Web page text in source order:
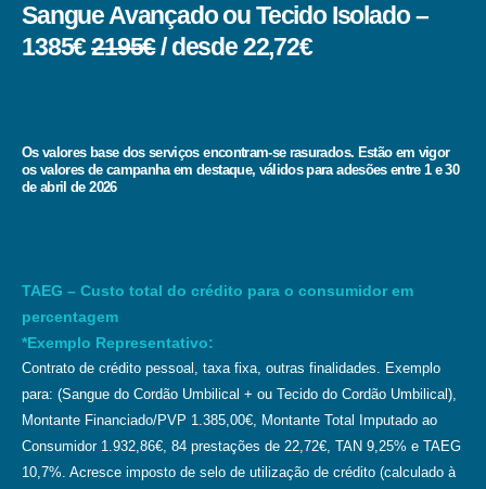
Sangue Avançado ou Tecido Isolado –
1385€2195€/ desde 22,72€
Os valores base dos serviços encontram-se rasurados. Estão em vigor
os valores de campanha em destaque, válidos para adesões entre 1 e 30
de abril de 2026
TAEG – Custo total do crédito para o consumidor em
percentagem
*Exemplo Representativo:
Contrato de crédito pessoal, taxa fixa, outras finalidades. Exemplo
para: (Sangue do Cordão Umbilical + ou Tecido do Cordão Umbilical),
Montante Financiado/PVP 1.385,00€, Montante Total Imputado ao
Consumidor 1.932,86€, 84 prestações de 22,72€, TAN 9,25% e TAEG
10,7%. Acresce imposto de selo de utilização de crédito (calculado à